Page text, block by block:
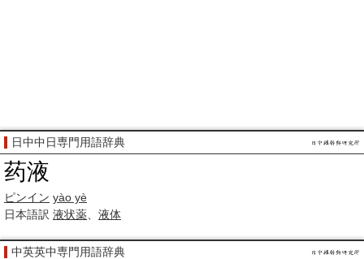
日中中日専門用語辞典
药液
ピンイン yào yè
日本語訳 液状薬 液体
中英英中専門用語辞典